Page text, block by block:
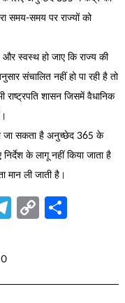
समय-समय पर राज्यों को
स्वस्थ हो जाए कि राज्य की
संचालित नहीं हो पा रही है तो
राष्ट्रपति शासन जिसमें वैधानिक
जा सकता है अनुच्छेद 365 के
निर्देश के लागू नहीं किया जाता है
मान ली जाती है।
Telegram
Copy
0